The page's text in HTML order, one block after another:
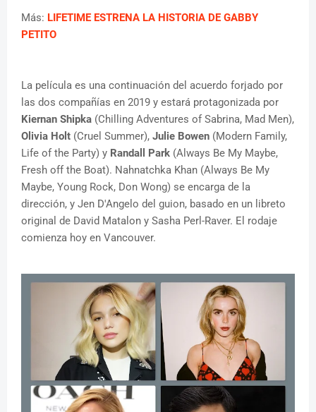
Más: LIFETIME ESTRENA LA HISTORIA DE GABBY
PETITO
La película es una continuación del acuerdo forjado por
las dos compañías en 2019 y estará protagonizada por
Kiernan Shipka (Chilling Adventures of Sabrina, Mad Men),
Olivia Holt (Cruel Summer), Julie Bowen (Modern Family,
Life of the Party) y Randall Park (Always Be My Maybe,
Fresh off the Boat). Nahnatchka Khan (Always Be My
Maybe, Young Rock, Don Wong) se encarga de la
dirección, y Jen D'Angelo del guion, basado en un libreto
original de David Matalon y Sasha Perl-Raver. El rodaje
comienza hoy en Vancouver.